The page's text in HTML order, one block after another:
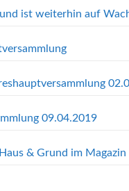
ist weiterhin auf
09.04.2019
& Grund im Magazin